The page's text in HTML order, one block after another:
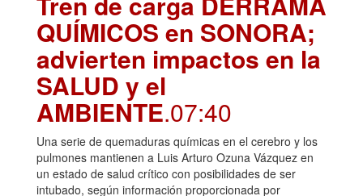
QUÍMICOS en SONORA;
advierten impactos en la
SALUD y el
AMBIENTE.07:40
Una serie de quemaduras químicas en el cerebro y los
pulmones mantienen a Luis Arturo Ozuna Vázquez en
un estado de salud crítico con posibilidades de ser
intubado, según información proporcionada por